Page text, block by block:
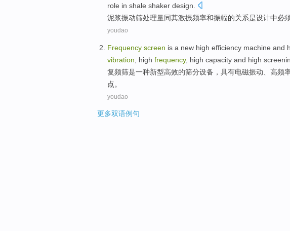
role in shale shaker design
泥浆振动筛处理量同其激振频率和振幅的关系是设计中必
youdao
Frequency screen is a new high efficiency machine and
vibration
high frequency, high capacity and high
复频筛是一种新型高效的筛分设备 ， 具有电磁振动 高频
点。
youdao
更多双语例句